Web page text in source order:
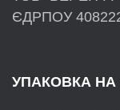
ЄДРПОУ
УПАКОВКА